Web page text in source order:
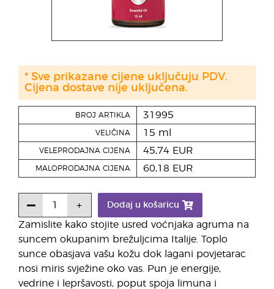
Zamislite kako stojite usred voćnjaka agruma na
suncem okupanim brežuljcima Italije. Toplo
sunce obasjava vašu kožu dok lagani povjetarac
nosi miris svježine oko vas. Pun je energije,
vedrine i lepršavosti, poput spoja limuna i
BROJ ARTIKLA 31995
VELIČINA 15 ml
VELEPRODAJNA CIJENA 45,74 EUR
MALOPRODAJNA CIJENA 60,18 EUR
Dodaj u košaricu
* Sve prikazane cijene uključuju PDV.
Cijena dostave nije uključena.